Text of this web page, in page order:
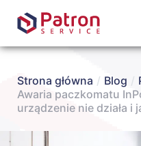
Strona główna / Blog /
Awaria paczkomatu
urządzenie nie działa i